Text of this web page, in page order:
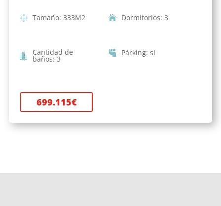
Tamaño: 333M2 Dormitorios: 3
Cantidad de
baños: 3
Párking: si
699.115€